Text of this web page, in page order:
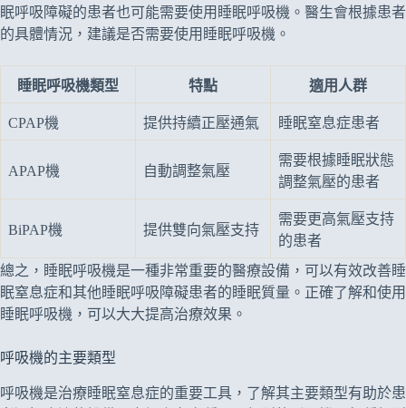
眠呼吸障礙的患者也可能需要使用睡眠呼吸機。醫生會根據患者
的具體情況，建議是否需要使用睡眠呼吸機。
睡眠呼吸機類型 特點 適用人群
CPAP機 提供持續正壓通氣 睡眠窒息症患者
APAP機 自動調整氣壓
需要根據睡眠狀態
調整氣壓的患者
BiPAP機 提供雙向氣壓支持
需要更高氣壓支持
的患者
總之，睡眠呼吸機是一種非常重要的醫療設備，可以有效改善睡
眠窒息症和其他睡眠呼吸障礙患者的睡眠質量。正確了解和使用
睡眠呼吸機，可以大大提高治療效果。
呼吸機的主要類型
呼吸機是治療睡眠窒息症的重要工具，了解其主要類型有助於患